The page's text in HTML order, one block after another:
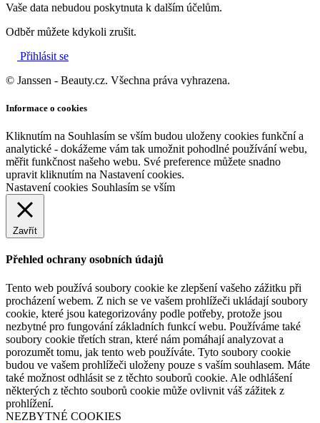
Vaše data nebudou poskytnuta k dalším účelům.
Odběr můžete kdykoli zrušit.
Přihlásit se
© Janssen - Beauty.cz. Všechna práva vyhrazena.
Informace o cookies
Kliknutím na Souhlasím se vším budou uloženy cookies funkční a
analytické - dokážeme vám tak umožnit pohodlné používání webu,
měřit funkčnost našeho webu. Své preference můžete snadno
upravit kliknutím na Nastavení cookies.
Nastavení cookies Souhlasím se vším
Zavřít
Přehled ochrany osobních údajů
Tento web používá soubory cookie ke zlepšení vašeho zážitku při
procházení webem. Z nich se ve vašem prohlížeči ukládají soubory
cookie, které jsou kategorizovány podle potřeby, protože jsou
nezbytné pro fungování základních funkcí webu. Používáme také
soubory cookie třetích stran, které nám pomáhají analyzovat a
porozumět tomu, jak tento web používáte. Tyto soubory cookie
budou ve vašem prohlížeči uloženy pouze s vaším souhlasem. Máte
také možnost odhlásit se z těchto souborů cookie. Ale odhlášení
některých z těchto souborů cookie může ovlivnit váš zážitek z
prohlížení.
NEZBYTNÉ COOKIES